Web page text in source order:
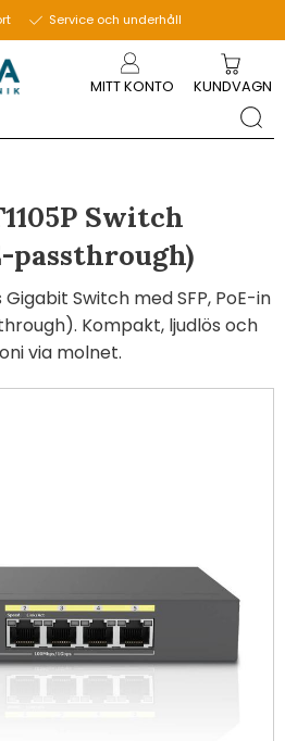
Service och underhåll
MITT KONTO KUNDVAGN
Switch
passthrough)
Switch med SFP, PoE-in
Kompakt, ljudlös och
via molnet.